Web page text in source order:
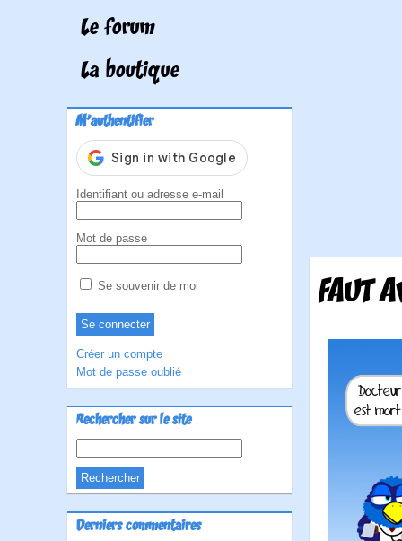
Le forum
La boutique
M'authentifier
Identifiant ou adresse e-mail
Mot de passe
Se souvenir de moi
Créer un compte
Mot de passe oublié
Rechercher sur le site
Derniers commentaires
FAUT